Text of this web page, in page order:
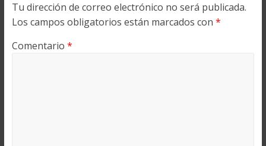
Tu dirección de correo electrónico no será publicada.
Los campos obligatorios están marcados con *
Comentario *